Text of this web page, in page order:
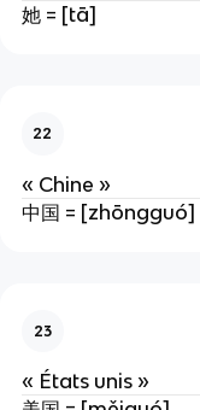
她 = [tā]
22
« Chine »
中国 = [zhōngguó]
23
« États unis »